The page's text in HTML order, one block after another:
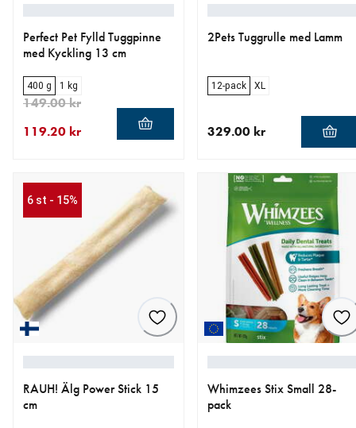
Perfect Pet Fylld Tuggpinne
med Kyckling 13 cm
400 g 1 kg
119.20 kr
149.00 kr
2Pets Tuggrulle med Lamm
12-pack XL
329.00 kr
6 st - 15%
RAUH! Älg Power Stick 15
cm
Whimzees Stix Small 28-
pack